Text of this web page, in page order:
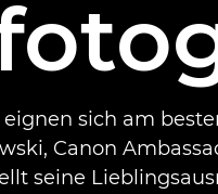
sich am
Canon
seine